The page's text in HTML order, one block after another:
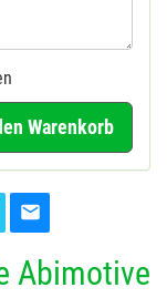
Warenkorb
Abimotive